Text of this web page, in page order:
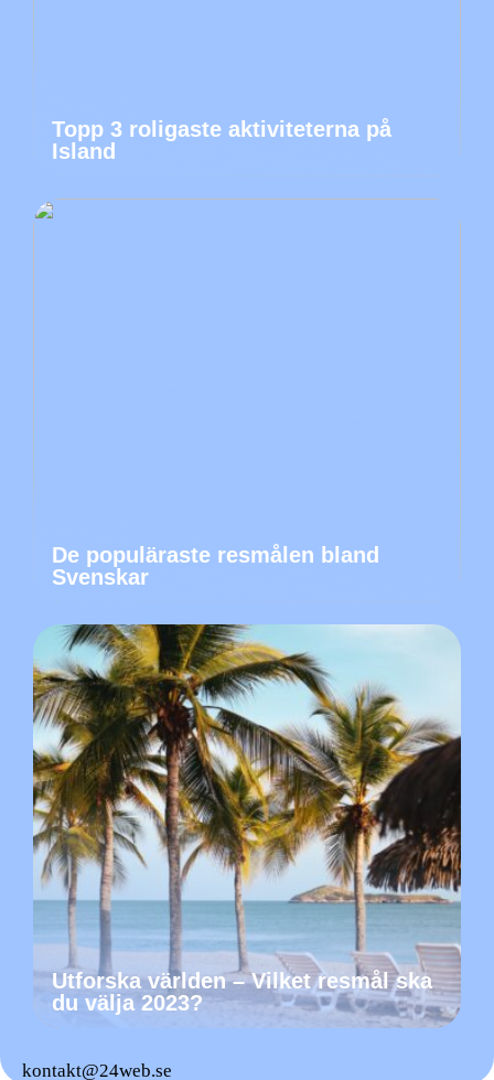
Topp 3 roligaste aktiviteterna på
Island
De populäraste resmålen bland
Svenskar
Utforska världen – Vilket resmål ska
du välja 2023?
kontakt@24web.se